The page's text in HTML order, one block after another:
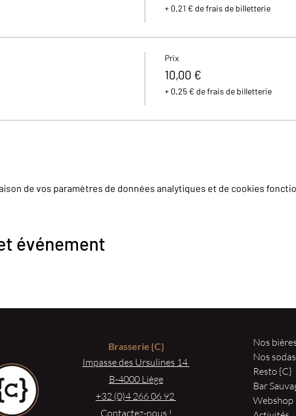
+ 0,21 € de frais de billetterie
Prix
10,00 €
+ 0,25 € de frais de billetterie
de vos paramètres de données analytiques et de cookies
événement
Brasserie{C}
Impasse des Ursulines 14
B-4000 Liège
+32 (0)4 266 06 92
Contactez-nous !
Nos bières
Nos sodas
Resto {C}
Bar
Webshop